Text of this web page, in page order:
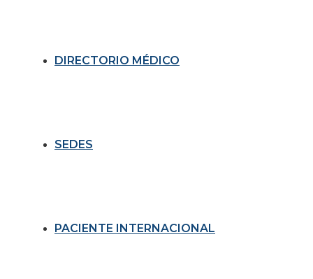
DIRECTORIO MÉDICO
SEDES
PACIENTE INTERNACIONAL